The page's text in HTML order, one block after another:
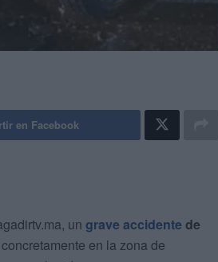
en Facebook
un grave accidente de
en la zona de